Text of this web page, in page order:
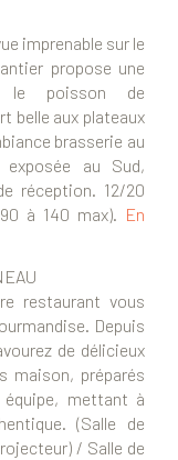
imprenable sur le
propose une
le poisson de
belle aux plateaux
brasserie au
exposée au Sud,
réception. 12/20
à 140 max). En
restaurant vous
Depuis
de délicieux
maison, préparés
mettant à
(Salle de
/ Salle de